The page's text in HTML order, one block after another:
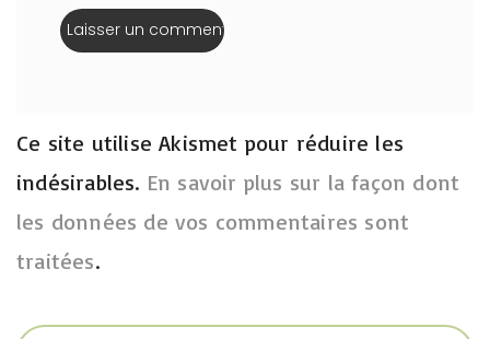
Ce site utilise Akismet pour réduire les
indésirables. En savoir plus sur la façon dont
les données de vos commentaires sont
traitées.